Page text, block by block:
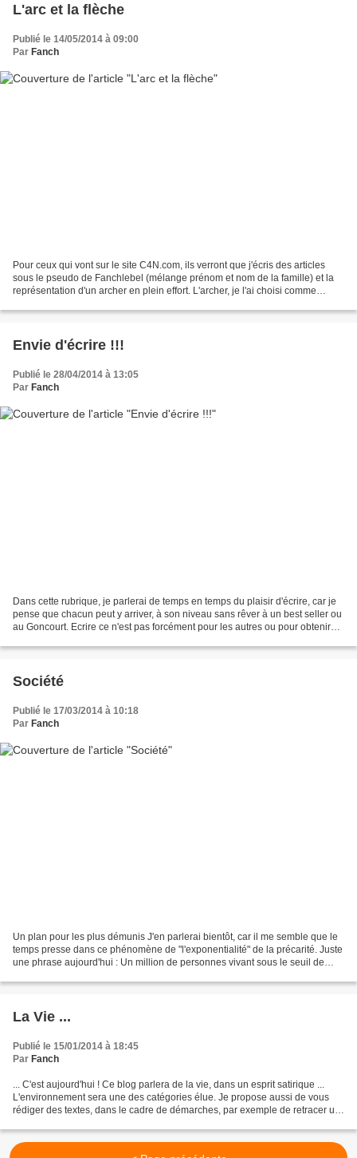
L'arc et la flèche
Publié le 14/05/2014 à 09:00
Par Fanch
Pour ceux qui vont sur le site C4N.com, ils verront que j'écris des articles
sous le pseudo de Fanchlebel (mélange prénom et nom de la famille) et la
représentation d'un archer en plein effort. L'archer, je l'ai choisi comme
Envie d'écrire !!!
Publié le 28/04/2014 à 13:05
Par Fanch
Dans cette rubrique, je parlerai de temps en temps du plaisir d'écrire, car je
pense que chacun peut y arriver, à son niveau sans rêver à un best seller ou
au Goncourt. Ecrire ce n'est pas forcément pour les autres ou pour obtenir
Société
Publié le 17/03/2014 à 10:18
Par Fanch
Un plan pour les plus démunis J'en parlerai bientôt, car il me semble que le
temps presse dans ce phénomène de "l'exponentialité" de la précarité. Juste
une phrase aujourd'hui : Un million de personnes vivant sous le seuil de
La Vie ...
Publié le 15/01/2014 à 18:45
Par Fanch
... C'est aujourd'hui ! Ce blog parlera de la vie, dans un esprit satirique ...
L'environnement sera une des catégories élue. Je propose aussi de vous
rédiger des textes, dans le cadre de démarches, par exemple de retracer un